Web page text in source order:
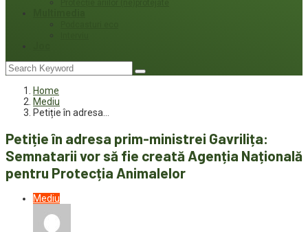
Home
Mediu
Petiție în adresa…
Petiție în adresa prim-ministrei Gavrilița:
Semnatarii vor să fie creată Agenția Națională
pentru Protecția Animalelor
Mediu